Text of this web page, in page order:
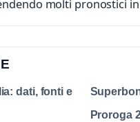
molti pronostici
dati, fonti e
Proroga